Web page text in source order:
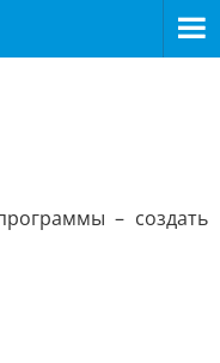
– создать